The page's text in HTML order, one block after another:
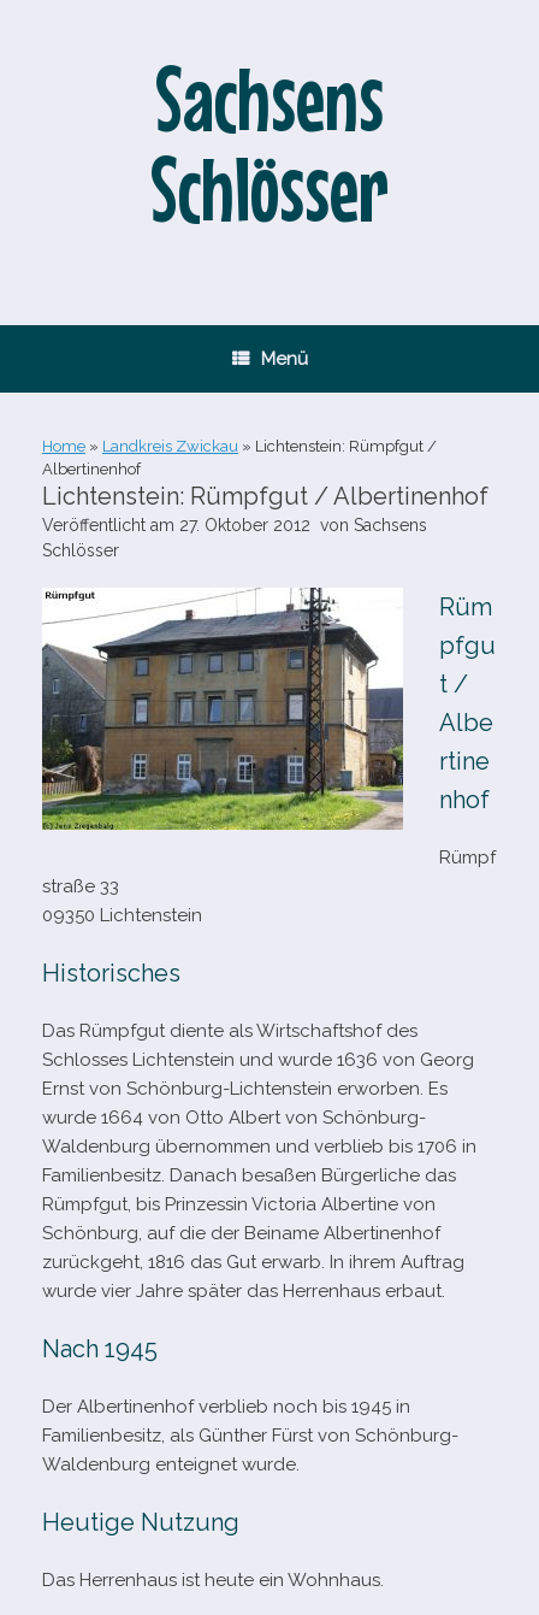
Sachsens
Schlösser
Menü
Home » Landkreis Zwickau » Lichtenstein: Rümpfgut /​
Albertinenhof
Lichtenstein: Rümpfgut /​ Albertinenhof
Veröffentlicht am 27. Oktober 2012 von Sachsens
Schlösser
Rüm
pfgu
t /​
Albe
rtine
nhof
Rümpf
straße 33
09350 Lichtenstein
Historisches
Das Rümpfgut diente als Wirtschaftshof des
Schlosses Lichtenstein und wurde 1636 von Georg
Ernst von Schönburg-​Lichtenstein erwor­ben. Es
wurde 1664 von Otto Albert von Schönburg-​
Waldenburg über­nom­men und ver­blieb bis 1706 in
Familienbesitz. Danach besa­ßen Bürgerliche das
Rümpfgut, bis Prinzessin Victoria Albertine von
Schönburg, auf die der Beiname Albertinenhof
zurück­geht, 1816 das Gut erwarb. In ihrem Auftrag
wurde vier Jahre spä­ter das Herrenhaus erbaut.
Nach 1945
Der Albertinenhof ver­blieb noch bis 1945 in
Familienbesitz, als Günther Fürst von Schönburg-​
Waldenburg ent­eig­net wurde.
Heutige Nutzung
Das Herrenhaus ist heute ein Wohnhaus.